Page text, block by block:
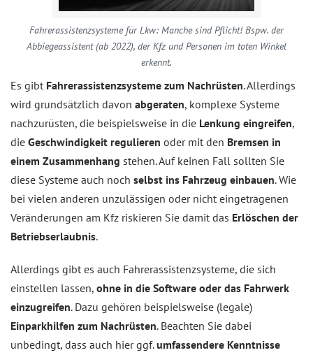
Fahrerassistenzsysteme für Lkw: Manche sind Pflicht! Bspw. der
Abbiegeassistent (ab 2022), der Kfz und Personen im toten Winkel
erkennt.
Es gibt Fahrerassistenzsysteme zum Nachrüsten. Allerdings
wird grundsätzlich davon abgeraten, komplexe Systeme
nachzurüsten, die beispielsweise in die Lenkung eingreifen,
die Geschwindigkeit regulieren oder mit den Bremsen in
einem Zusammenhang stehen. Auf keinen Fall sollten Sie
diese Systeme auch noch selbst ins Fahrzeug einbauen. Wie
bei vielen anderen unzulässigen oder nicht eingetragenen
Veränderungen am Kfz riskieren Sie damit das Erlöschen der
Betriebserlaubnis.
Allerdings gibt es auch Fahrerassistenzsysteme, die sich
einstellen lassen, ohne in die Software oder das Fahrwerk
einzugreifen. Dazu gehören beispielsweise (legale)
Einparkhilfen zum Nachrüsten. Beachten Sie dabei
unbedingt, dass auch hier ggf.umfassendere Kenntnisse